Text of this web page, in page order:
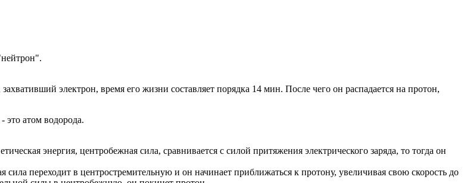
электрон, время его жизни составляет порядка 14 мин. После чего он распадается на протон,
это атом водорода.
энергия, центробежная сила, сравнивается с силой притяжения электрического заряда, то тогда он
переходит в центростремительную и он начинает приближаться к протону, увеличивая свою скорость до